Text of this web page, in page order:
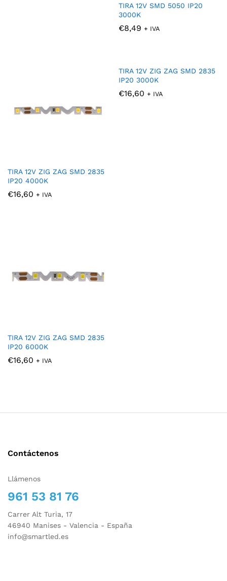
TIRA 12V SMD 5050 IP20
3000K
€8,49 + IVA
TIRA 12V ZIG ZAG SMD 2835
IP20 4000K
€16,60 + IVA
TIRA 12V ZIG ZAG SMD 2835
IP20 3000K
€16,60 + IVA
TIRA 12V ZIG ZAG SMD 2835
IP20 6000K
€16,60 + IVA
Contáctenos
Llámenos
961 53 81 76
Carrer Alt Turia, 17
46940 Manises - Valencia - España
info@smartled.es